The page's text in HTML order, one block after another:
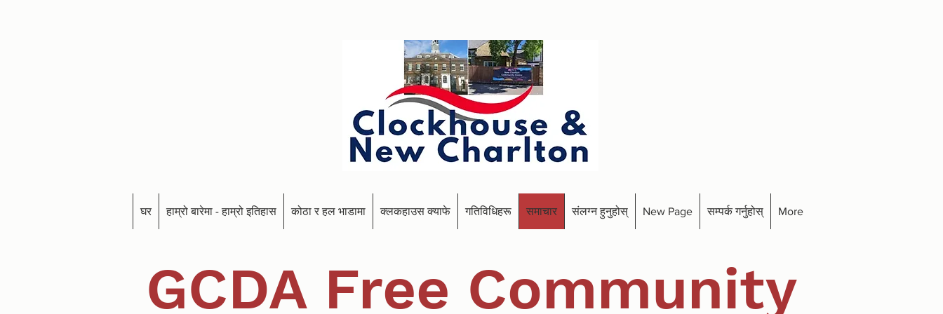
घर हाम्रो बारेमा - हाम्रो इतिहास कोठा र हल भाडामा क्लकहाउस क्याफे गतिविधिहरू समाचार संलग्न हुनुहोस् New Page सम्पर्क गर्नुहोस् More
GCDA Free Community